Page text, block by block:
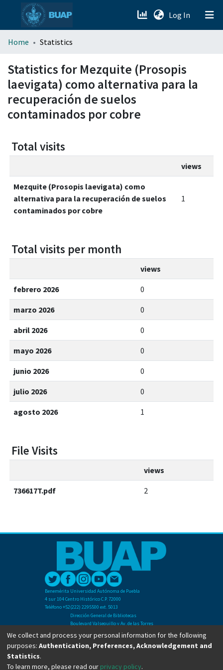
Log In (current)
menu.section.about_menu
All of DSpace
Home Statistics
Statistics for Mezquite (Prosopis
laevigata) como alternativa para la
recuperación de suelos
contaminados por cobre
Total visits
views
Mezquite (Prosopis laevigata) como
alternativa para la recuperación de suelos
contaminados por cobre
1
Total visits per month
views
febrero 2026 0
marzo 2026 0
abril 2026 0
mayo 2026 0
junio 2026 0
julio 2026 0
agosto 2026 1
File Visits
views
736617T.pdf 2
Benemérita Universidad Autónoma de Puebla
4 sur 104 Centro Histórico C.P. 72000
Teléfono +52(222) 2295500 ext. 5013
Dirección General de Bibliotecas
Boulevard Valsequillo y Av. de las Torres
Ciudad Universitaria. Col. San Manuel
C.P. 72570
Teléfono +52 (222) 2295500 Ext 2901
We collect and process your personal information for the following
purposes: Authentication, Preferences, Acknowledgement and
Statistics.
To learn more, please read our privacy policy.